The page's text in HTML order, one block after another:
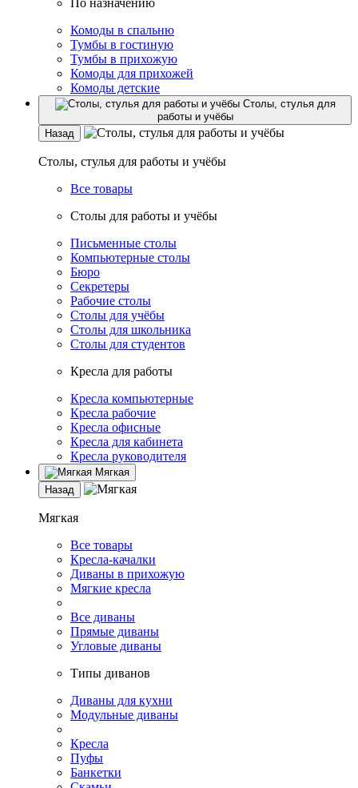
По назначению
Комоды в спальню
Тумбы в гостиную
Тумбы в прихожую
Комоды для прихожей
Комоды детские
Столы, стулья для
работы и учёбы
Назад
Столы, стулья для работы и учёбы
Все товары
Столы для работы и учёбы
Письменные столы
Компьютерные столы
Бюро
Секретеры
Рабочие столы
Столы для учёбы
Столы для школьника
Столы для студентов
Кресла для работы
Кресла компьютерные
Кресла рабочие
Кресла офисные
Кресла для кабинета
Кресла руководителя
Мягкая
Назад
Мягкая
Все товары
Кресла-качалки
Диваны в прихожую
Мягкие кресла
Все диваны
Прямые диваны
Угловые диваны
Типы диванов
Диваны для кухни
Модульные диваны
Кресла
Пуфы
Банкетки